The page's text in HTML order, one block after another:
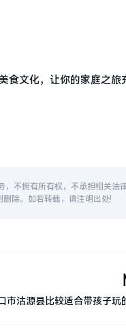
食文化，让你的家庭之旅
，不拥有所有权，不承担相关法
除。如若转载，请注明出处!
市沽源县比较适合带孩子玩